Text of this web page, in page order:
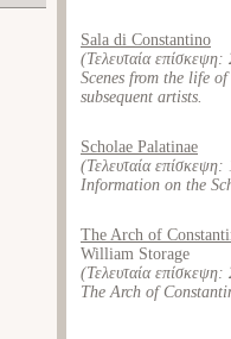
Sala di Constantino
(Τελευταία επίσκεψη:
Scenes from the life
subsequent artists.
Scholae Palatinae
(Τελευταία επίσκεψη:
Information on the
The Arch of
William Storage
(Τελευταία επίσκεψη:
The Arch of